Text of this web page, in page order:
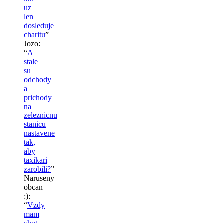
uz
len
dosleduje
charitu”
Jozo:
“A
stale
su
odchody
a
prichody
na
zeleznicnu
stanicu
nastavene
tak,
aby
taxikari
zarobili?”
Naruseny
obcan
:):
“Vzdy
mam